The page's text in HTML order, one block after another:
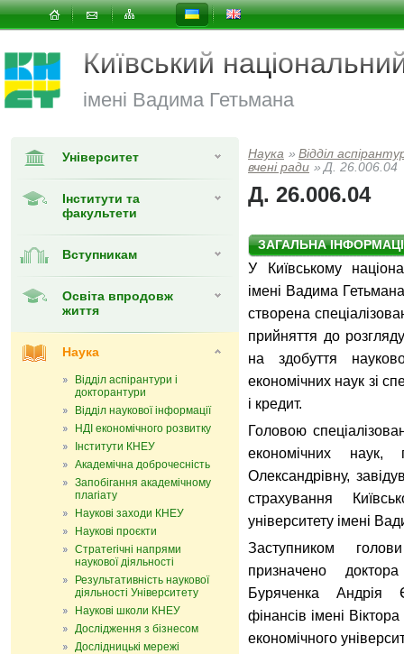
Київський
імені Вадима Гетьмана
Університет
Інститути та
факультети
Вступникам
Освіта впродовж
життя
Наука
Відділ аспірантури і
докторантури
Відділ наукової інформації
НДІ економічного розвитку
Інститути КНЕУ
Академічна доброчесність
Запобігання академічному
плагіату
Наукові заходи КНЕУ
Наукові проєкти
Стратегічні напрями
наукової діяльності
Результативність наукової
діяльності Університету
Наукові школи КНЕУ
Дослідження з бізнесом
Дослідницькі мережі
Наука » Відділ
вчені ради » Д. 26.006.04
Д. 26.006.04
ЗАГАЛЬНА
У
Київському
імені Вадима
створена
прийняття до
на здобуття
економічних наук зі
і кредит.
Головою
економічних
Олександрівну,
страхування
університету імені
Заступником
призначено
Буряченка Андрія
фінансів імені
економічного